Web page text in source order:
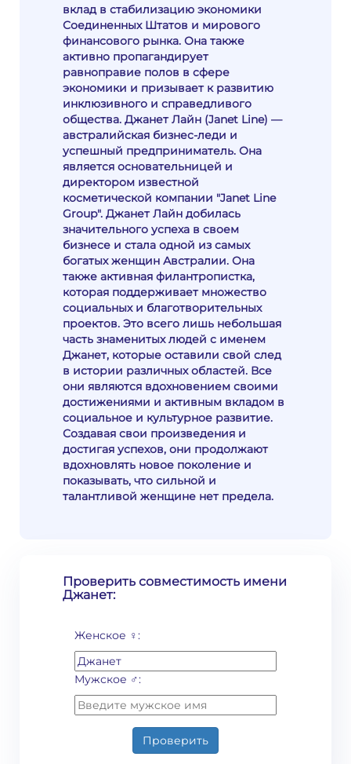
вклад в стабилизацию экономики
Соединенных Штатов и мирового
финансового рынка. Она также
активно пропагандирует
равноправие полов в сфере
экономики и призывает к развитию
инклюзивного и справедливого
общества. Джанет Лайн (Janet Line) —
австралийская бизнес-леди и
успешный предприниматель. Она
является основательницей и
директором известной
косметической компании "Janet Line
Group". Джанет Лайн добилась
значительного успеха в своем
бизнесе и стала одной из самых
богатых женщин Австралии. Она
также активная филантропистка,
которая поддерживает множество
социальных и благотворительных
проектов. Это всего лишь небольшая
часть знаменитых людей с именем
Джанет, которые оставили свой след
в истории различных областей. Все
они являются вдохновением своими
достижениями и активным вкладом в
социальное и культурное развитие.
Создавая свои произведения и
достигая успехов, они продолжают
вдохновлять новое поколение и
показывать, что сильной и
талантливой женщине нет предела.
Проверить совместимость имени
Джанет:
Женское ♀:
Мужское ♂:
Проверить